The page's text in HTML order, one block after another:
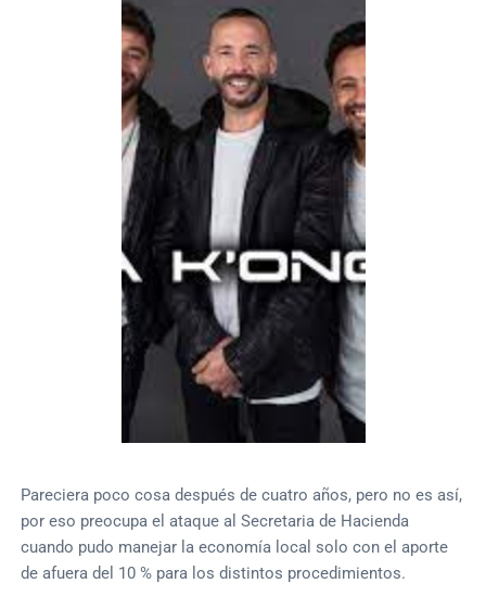
Pareciera poco cosa después de cuatro años, pero no es así,
por eso preocupa el ataque al Secretaria de Hacienda
cuando pudo manejar la economía local solo con el aporte
de afuera del 10 % para los distintos procedimientos.